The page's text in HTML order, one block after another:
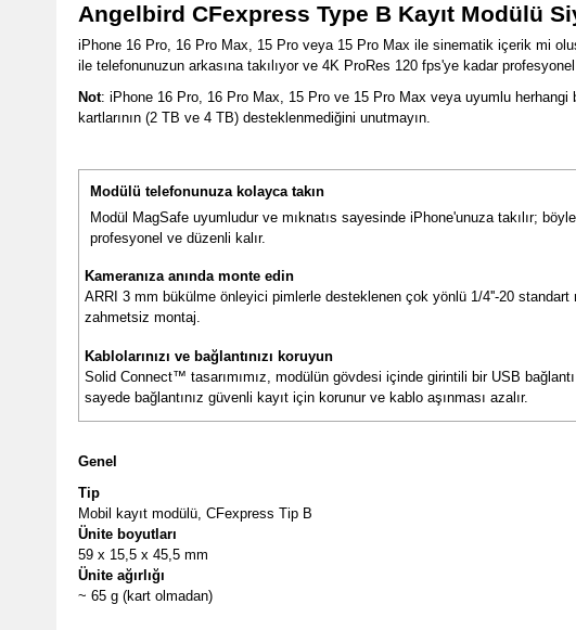
Angelbird CFexpress Type B Kayıt Modülü
iPhone 16 Pro, 16 Pro Max, 15 Pro veya 15 Pro Max ile sinematik içerik mi
ile telefonunuzun arkasına takılıyor ve 4K ProRes 120 fps'ye kadar
Not: iPhone 16 Pro, 16 Pro Max, 15 Pro ve 15 Pro Max veya uyumlu
kartlarının (2 TB ve 4 TB) desteklenmediğini unutmayın.
Modülü telefonunuza kolayca takın
Modül MagSafe uyumludur ve mıknatıs sayesinde iPhone'unuza takılır;
profesyonel ve düzenli kalır.
Kameranıza anında monte edin
ARRI 3 mm bükülme önleyici pimlerle desteklenen çok yönlü 1/4''-20 standart
zahmetsiz montaj.
Kablolarınızı ve bağlantınızı koruyun
Solid Connect™ tasarımımız, modülün gövdesi içinde girintili bir USB
sayede bağlantınız güvenli kayıt için korunur ve kablo aşınması azalır.
Genel
Tip
Mobil kayıt modülü, CFexpress Tip B
Ünite boyutları
59 x 15,5 x 45,5 mm
Ünite ağırlığı
~ 65 g (kart olmadan)